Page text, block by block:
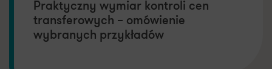
Praktyczny wymiar kontroli cen
transferowych – omówienie
wybranych przykładów